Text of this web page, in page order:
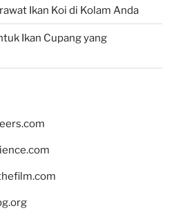
Ikan Koi di Kolam Anda
Ikan Cupang yang